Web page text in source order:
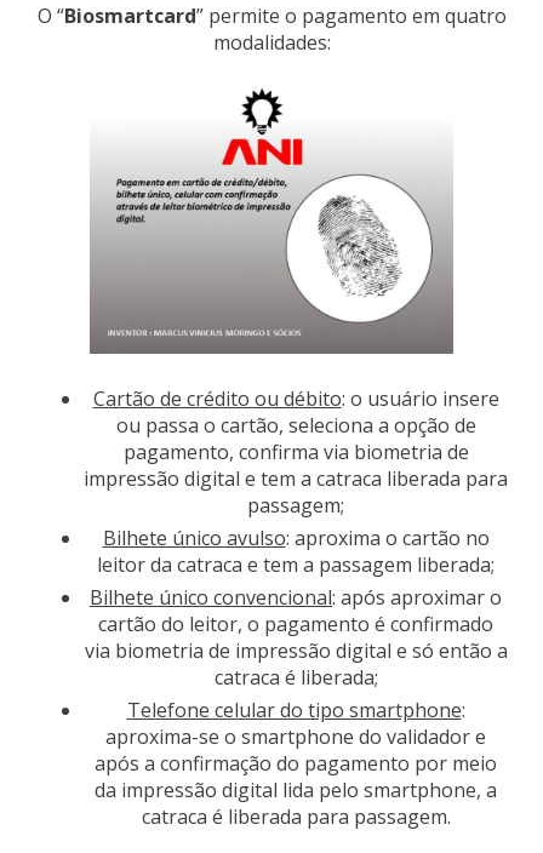
O “Biosmartcard” permite o pagamento em quatro
modalidades:
Cartão de crédito ou débito: o usuário insere
ou passa o cartão, seleciona a opção de
pagamento, confirma via biometria de
impressão digital e tem a catraca liberada para
passagem;
Bilhete único avulso: aproxima o cartão no
leitor da catraca e tem a passagem liberada;
Bilhete único convencional: após aproximar o
cartão do leitor, o pagamento é confirmado
via biometria de impressão digital e só então a
catraca é liberada;
Telefone celular do tipo smartphone:
aproxima-se o smartphone do validador e
após a confirmação do pagamento por meio
da impressão digital lida pelo smartphone, a
catraca é liberada para passagem.